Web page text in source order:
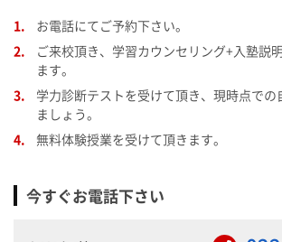
お電話にてご予約下さい。
ご来校頂き、学習カウンセリング+入塾説
ます。
学力診断テストを受けて頂き、現時点での
ましょう。
無料体験授業を受けて頂きます。
今すぐお電話下さい